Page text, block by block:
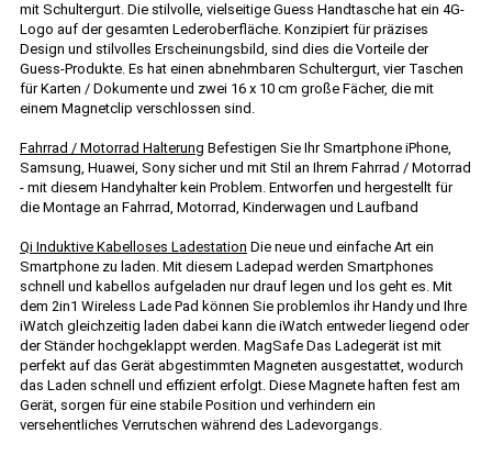
mit Schultergurt. Die stilvolle, vielseitige Guess Handtasche hat ein 4G-
Logo auf der gesamten Lederoberfläche. Konzipiert für präzises
Design und stilvolles Erscheinungsbild, sind dies die Vorteile der
Guess-Produkte. Es hat einen abnehmbaren Schultergurt, vier Taschen
für Karten / Dokumente und zwei 16 x 10 cm große Fächer, die mit
einem Magnetclip verschlossen sind.
Fahrrad / Motorrad Halterung Befestigen Sie Ihr Smartphone iPhone,
Samsung, Huawei, Sony sicher und mit Stil an Ihrem Fahrrad / Motorrad
- mit diesem Handyhalter kein Problem. Entworfen und hergestellt für
die Montage an Fahrrad, Motorrad, Kinderwagen und Laufband
Qi Induktive Kabelloses Ladestation Die neue und einfache Art ein
Smartphone zu laden. Mit diesem Ladepad werden Smartphones
schnell und kabellos aufgeladen nur drauf legen und los geht es. Mit
dem 2in1 Wireless Lade Pad können Sie problemlos ihr Handy und Ihre
iWatch gleichzeitig laden dabei kann die iWatch entweder liegend oder
der Ständer hochgeklappt werden. MagSafe Das Ladegerät ist mit
perfekt auf das Gerät abgestimmten Magneten ausgestattet, wodurch
das Laden schnell und effizient erfolgt. Diese Magnete haften fest am
Gerät, sorgen für eine stabile Position und verhindern ein
versehentliches Verrutschen während des Ladevorgangs.